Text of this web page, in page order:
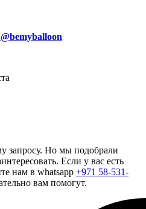
@bemyballoon
запросу. Но мы подобрали
Если у вас есть
нам в whatsapp +971 58-531-
вам помогут.